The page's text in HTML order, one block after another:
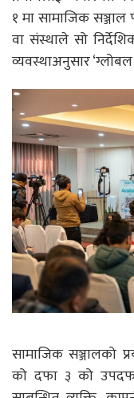
१ मा सामाजिक सञ्जाल
वा संस्थाले सो
व्यवस्थाअनुसार
सामाजिक सञ्जालको
को दफा ३ को